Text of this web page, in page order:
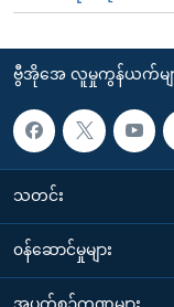
ဗွီအိုအေ လူမှုကွန်ယက်မျ
သတင်း
၀န်ဆောင်မှုများ
အပတ်စဉ်ကဏ္ဍများ